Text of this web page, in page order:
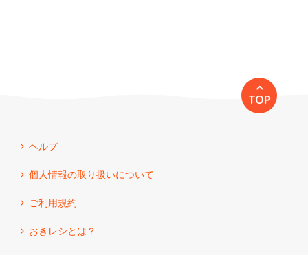
TOP
ヘルプ
個人情報の取り扱いについて
ご利用規約
おきレシとは？